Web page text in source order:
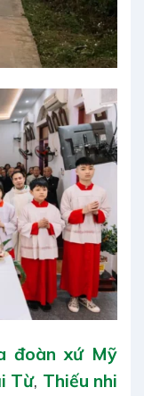
đoàn xứ Mỹ
Từ, Thiếu nhi